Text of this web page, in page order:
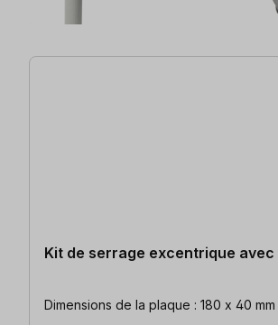
32 articles trouvés
Kit de serrage excentrique
Dimensions de la plaque : 180 x 40